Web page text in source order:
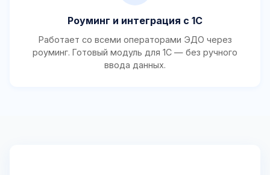
Роуминг и интеграция с 1С
Работает со всеми операторами ЭДО через
роуминг. Готовый модуль для 1С — без ручного
ввода данных.